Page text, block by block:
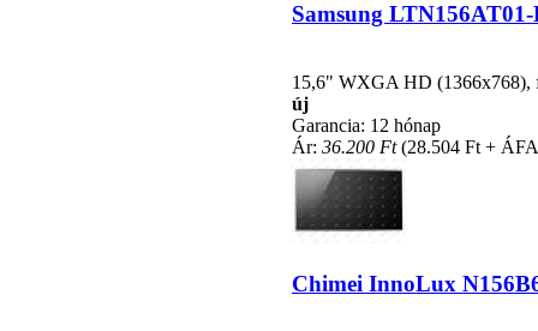
Samsung
15,6" WXGA HD (1366x768),
új
Garancia: 12 hónap
Ár: 36.200 Ft(28.504 Ft +
Chimei InnoLux